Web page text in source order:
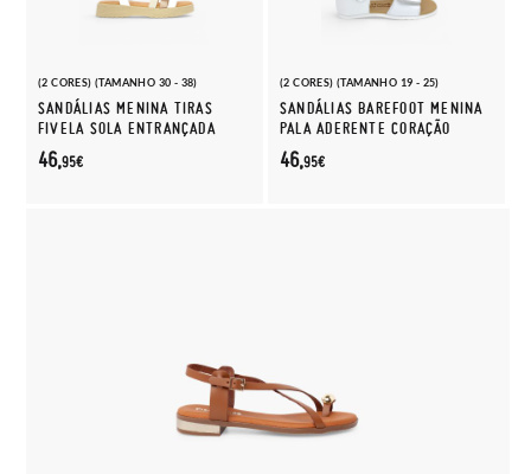
(2 CORES) (TAMANHO 30 - 38)
SANDÁLIAS MENINA TIRAS
FIVELA SOLA ENTRANÇADA
46,95€
(2 CORES) (TAMANHO 19 - 25)
SANDÁLIAS BAREFOOT MENINA
PALA ADERENTE CORAÇÃO
46,95€